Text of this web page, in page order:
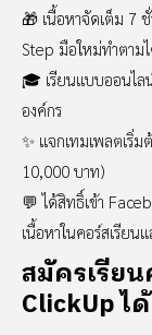
🎁 เนื้อหาจัดเต็ม 7
Step มือใหม่ทำตาม
🎓 เรียนแบบออนไล
องค์กร
✨ แจกเทมเพลตเริ่
10,000 บาท)
💬 ได้สิทธิ์เข้า
เนื้อหาในคอร์สเรียน
สมัครเรีย
ClickUp ไ